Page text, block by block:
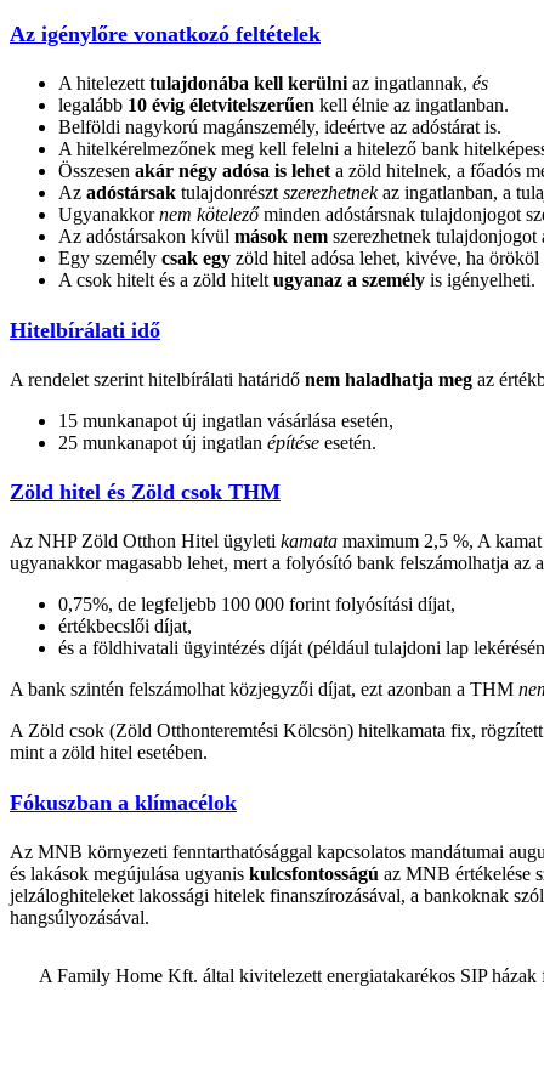
Az igénylőre vonatkozó feltételek
A hitelezett tulajdonába kell kerülniaz ingatlannak, és
legalább 10 évig életvitelszerűen kell élnie az ingatlanban.
Belföldi nagykorú magánszemély, ideértve az adóstárat is.
A hitelkérelmezőnek meg kell felelni a hitelező bank
Összesen akár négy adósa is leheta zöld hitelnek, a főadós
Az adóstársak tulajdonrészt szerezhetnekaz ingatlanban, a
Ugyanakkornem kötelezőminden adóstársnak tulajdonjogot
Az adóstársakon kívül mások nemszerezhetnek tulajdonjogot
Egy személy csak egy zöld hitel adósa lehet, kivéve, ha
A csok hitelt és a zöld hitelt ugyanaz a személyis igényelheti.
Hitelbírálati idő
A rendelet szerint hitelbírálati határidő nem haladhatja megaz
15 munkanapot új ingatlan vásárlása esetén,
25 munkanapot új ingatlan építése esetén.
Zöld hitel és Zöld csok THM
Az NHP Zöld Otthon Hitel ügyleti kamata maximum 2,5 %, A
ugyanakkor magasabb lehet, mert a folyósító bank felszámolhatja az
0,75%, de legfeljebb 100 000 forint folyósítási díjat,
értékbecslői díjat,
és a földhivatali ügyintézés díját (például tulajdoni lap
A bank szintén felszámolhat közjegyzői díjat, ezt azonban a THM
A Zöld csok (Zöld Otthonteremtési Kölcsön) hitelkamata fix,
mint a zöld hitel esetében.
Fókuszban a klímacélok
Az MNB környezeti fenntarthatósággal kapcsolatos mandátumai
és lakások megújulása ugyanis kulcsfontosságú az MNB értékelése
jelzáloghiteleket lakossági hitelek finanszírozásával, a bankoknak
hangsúlyozásával.
A Family Home Kft. által kivitelezett energiatakarékos SIP